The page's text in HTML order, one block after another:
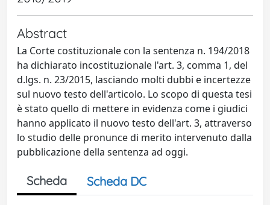
Abstract
La Corte costituzionale con la sentenza n. 194/2018
ha dichiarato incostituzionale l'art. 3, comma 1, del
d.lgs. n. 23/2015, lasciando molti dubbi e incertezze
sul nuovo testo dell'articolo. Lo scopo di questa tesi
è stato quello di mettere in evidenza come i giudici
hanno applicato il nuovo testo dell'art. 3, attraverso
lo studio delle pronunce di merito intervenuto dalla
pubblicazione della sentenza ad oggi.
Scheda Scheda DC